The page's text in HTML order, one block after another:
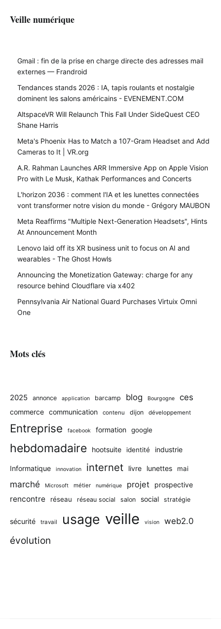
Veille numérique
Gmail : fin de la prise en charge directe des adresses mail
externes — Frandroid
Tendances stands 2026 : IA, tapis roulants et nostalgie
dominent les salons américains - EVENEMENT.COM
AltspaceVR Will Relaunch This Fall Under SideQuest CEO
Shane Harris
Meta's Phoenix Has to Match a 107-Gram Headset and Add
Cameras to It | VR.org
A.R. Rahman Launches ARR Immersive App on Apple Vision
Pro with Le Musk, Kathak Performances and Concerts
L'horizon 2036 : comment l'IA et les lunettes connectées
vont transformer notre vision du monde - Grégory MAUBON
Meta Reaffirms "Multiple Next-Generation Headsets", Hints
At Announcement Month
Lenovo laid off its XR business unit to focus on AI and
wearables - The Ghost Howls
Announcing the Monetization Gateway: charge for any
resource behind Cloudflare via x402
Pennsylvania Air National Guard Purchases Virtuix Omni
One
Mots clés
2025 annonce application barcamp blog Bourgogne ces
commerce communication contenu dijon développement
Entreprise facebook formation google
hebdomadaire hootsuite identité industrie
Informatique innovation internet livre lunettes mai
marché Microsoft métier numérique projet prospective
rencontre réseau réseau social salon social stratégie
sécurité travail usage veille vision web2.0
évolution